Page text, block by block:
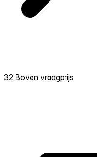
32 Boven vraagprijs